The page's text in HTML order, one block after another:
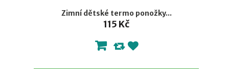
Zimní dětské termo ponožky...
115 Kč